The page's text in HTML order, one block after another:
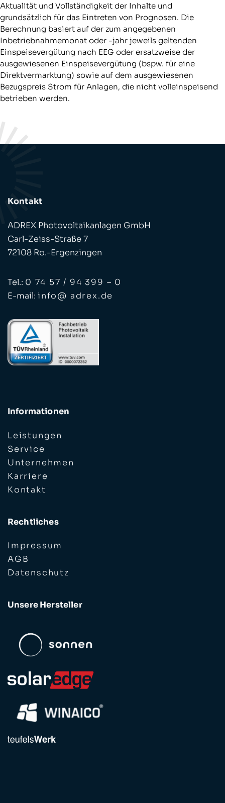
Aktualität und Vollständigkeit der Inhalte und
grundsätzlich für das Eintreten von Prognosen. Die
Berechnung basiert auf der zum angegebenen
Inbetriebnahmemonat oder -jahr jeweils geltenden
Einspeisevergütung nach EEG oder ersatzweise der
ausgewiesenen Einspeisevergütung (bspw. für eine
Direktvermarktung) sowie auf dem ausgewiesenen
Bezugspreis Strom für Anlagen, die nicht volleinspeisend
betrieben werden.
Kontakt
ADREX Photovoltaikanlagen GmbH
Carl-Zeiss-Straße 7
72108 Ro.-Ergenzingen
Tel.: 0 74 57 / 94 399 – 0
E-mail: info@ adrex.de
Informationen
Leistungen
Service
Unternehmen
Karriere
Kontakt
Rechtliches
Impressum
AGB
Datenschutz
Unsere Hersteller